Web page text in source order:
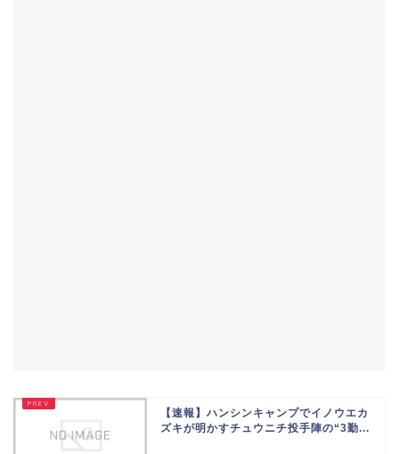
【速報】ハンシンキャンプでイノウエカ
ズキが明かすチュウニチ投手陣の“3勤...